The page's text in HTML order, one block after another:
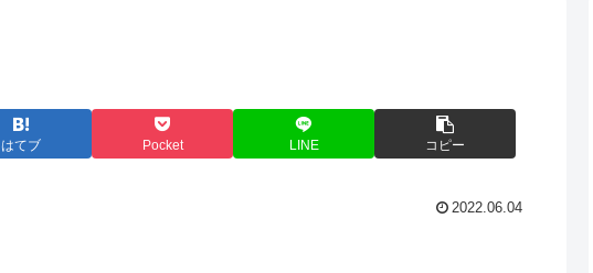
はてブ Pocket LINE コピー
2022.06.04